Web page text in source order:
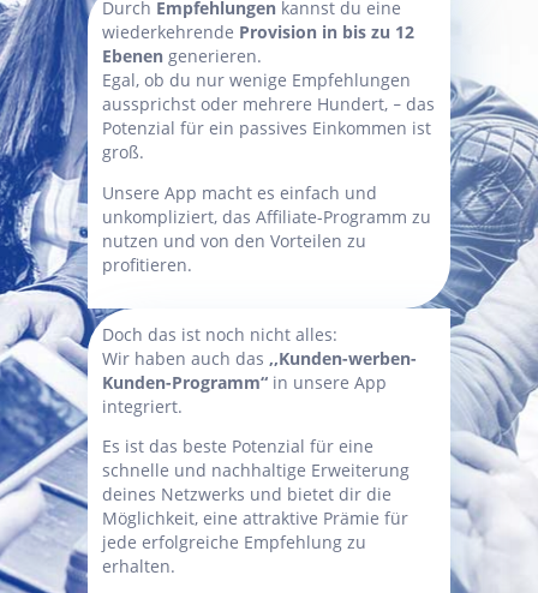
Durch Empfehlungen kannst du eine
wiederkehrende Provision in bis zu 12
Ebenen generieren.
Egal, ob du nur wenige Empfehlungen
aussprichst oder mehrere Hundert, – das
Potenzial für ein passives Einkommen ist
groß.
Unsere App macht es einfach und
unkompliziert, das Affiliate-Programm zu
nutzen und von den Vorteilen zu
profitieren.
Doch das ist noch nicht alles:
Wir haben auch das ,,Kunden-werben-
Kunden-Programm“ in unsere App
integriert.
Es ist das beste Potenzial für eine
schnelle und nachhaltige Erweiterung
deines Netzwerks und bietet dir die
Möglichkeit, eine attraktive Prämie für
jede erfolgreiche Empfehlung zu
erhalten.